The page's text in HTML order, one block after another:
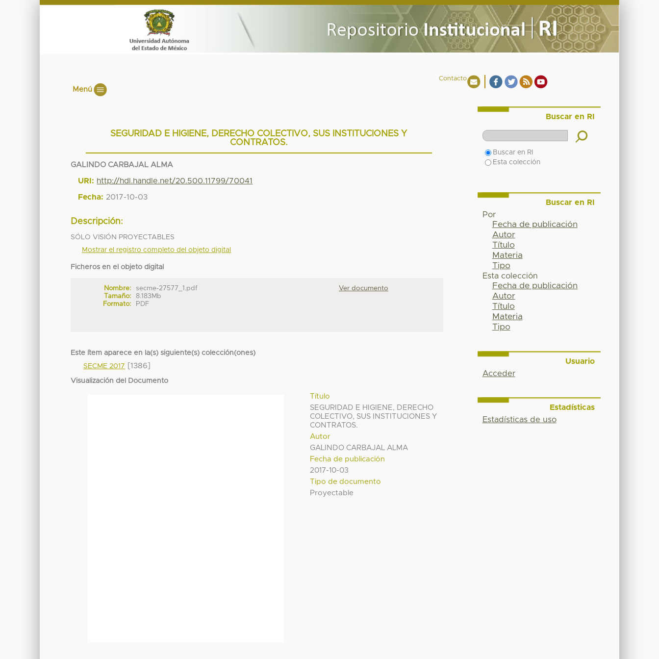
Contacto
Menú
SEGURIDAD E HIGIENE, DERECHO COLECTIVO, SUS INSTITUCIONES Y
CONTRATOS.
GALINDO CARBAJAL ALMA
URI: http://hdl.handle.net/20.500.11799/70041
Fecha: 2017-10-03
Descripción:
SÓLO VISIÓN PROYECTABLES
Mostrar el registro completo del objeto digital
Ficheros en el objeto digital
Nombre:
secme-27577_1.pdf
Tamaño:
8.183Mb
Formato:
PDF
Ver documento
Este ítem aparece en la(s) siguiente(s) colección(ones)
SECME 2017
[1386]
Visualización del Documento
Título
SEGURIDAD E HIGIENE, DERECHO
COLECTIVO, SUS INSTITUCIONES Y
CONTRATOS.
Autor
GALINDO CARBAJAL ALMA
Fecha de publicación
2017-10-03
Tipo de documento
Proyectable
Buscar en RI
Buscar en RI
Esta colección
Buscar en RI
Por
Fecha de publicación
Autor
Título
Materia
Tipo
Esta colección
Fecha de publicación
Autor
Título
Materia
Tipo
Usuario
Acceder
Estadísticas
Estadísticas de uso